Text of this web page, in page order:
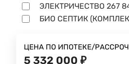
ЭЛЕКТРИЧЕСТВО 267
БИО СЕПТИК
ЦЕНА ПО ИПОТЕКЕ/
5 332 000 ₽